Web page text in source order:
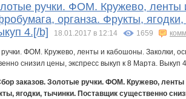
ручки. ФОМ. Кружево,
органза. Фрукты,
4.[/b]
18.01.2017 в 12:14 1659
заказов. Золотые ручки. ФОМ. Кружево,
ягодки, тычинки. Поставщик существенно